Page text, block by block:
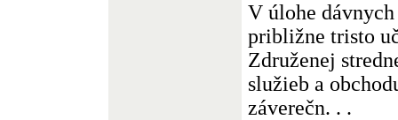
V úlohe
približne tristo
Združenej
služieb a
záverečn. . .